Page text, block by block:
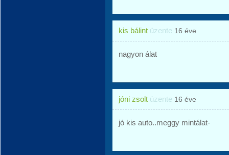
kis bálint üzente 16 éve
nagyon álat
jóni zsolt üzente 16 éve
jó kis auto..meggy mintálat-